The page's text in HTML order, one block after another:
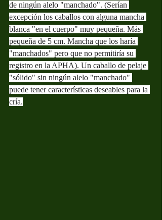
de ningún alelo "manchado". (Serían
excepción los caballos con alguna mancha
blanca "en el cuerpo" muy pequeña. Más
pequeña de 5 cm. Mancha que los haría
"manchados" pero que no permitiría su
registro en la APHA). Un caballo de pelaje
"sólido" sin ningún alelo "manchado"
puede tener características deseables para la
cría.